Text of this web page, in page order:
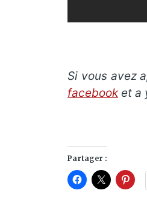
Si vous avez
facebooket a
Partager :